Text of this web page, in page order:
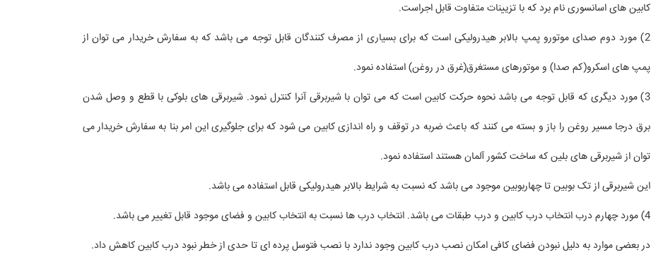
کابین های اسانسوری نام برد که با تزیینات متفاوت قابل اجراست.
2) مورد دوم صدای موتورو پمپ بالابر هیدرولیکی است که برای بسیاری از مصرف کنندگان قابل توجه می باشد که به سفارش خریدار می توان از
پمپ های اسکرو(کم صدا) و موتورهای مستغرق(غرق در روغن) استفاده نمود.
3) مورد دیگری که قابل توجه می باشد نحوه حرکت کابین است که می توان با شیربرقی آنرا کنترل نمود. شیربرقی های بلوکی با قطع و وصل شدن
برق درجا مسیر روغن را باز و بسته می کنند که باعث ضربه در توقف و راه اندازی کابین می شود که برای جلوگیری این امر بنا به سفارش خریدار می
توان از شیربرقی های بلین که ساخت کشور آلمان هستند استفاده نمود.
این شیربرقی از تک بوبین تا چهاربوبین موجود می باشد که نسبت به شرایط بالابر هیدرولیکی قابل استفاده می باشد.
4) مورد چهارم درب انتخاب درب کابین و درب طبقات می باشد. انتخاب درب ها نسبت به انتخاب کابین و فضای موجود قابل تغییر می باشد.
در بعضی موارد به دلیل نبودن فضای کافی امکان نصب درب کابین وجود ندارد با نصب فتوسل پرده ای تا حدی از خطر نبود درب کابین کاهش داد.